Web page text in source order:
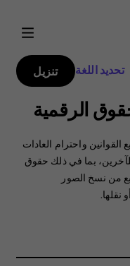
تحديد اللغة تنزيل
الرقمية
القوانين واحترام العادات
بما في ذلك حقوق
من نسخ الصور
نقلها.